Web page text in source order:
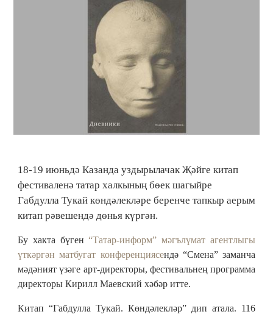
18-19 июньдә Казанда уздырылачак Җәйге китап
фестиваленә татар халкының бөек шагыйре
Габдулла Тукай көндәлекләре беренче тапкыр аерым
китап рәвешендә дөнья күргән.
Бу хакта бүген“Татар-информ” мәгълүмат агентлыгы
үткәргән матбугат конференциясендә “Смена” заманча
мәдәният үзәге арт-директоры, фестивальнең программа
директоры Кирилл Маевский хәбәр итте.
Китап “Габдулла Тукай. Көндәлекләр” дип атала. 116